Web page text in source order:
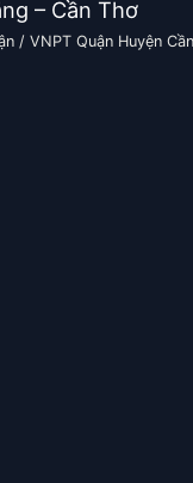
– Cần Thơ
/VNPT Quận Huyện